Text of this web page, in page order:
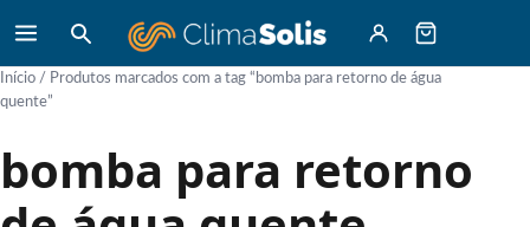
Início / Produtos marcados com a tag “bomba para retorno de água
quente”
bomba para retorno